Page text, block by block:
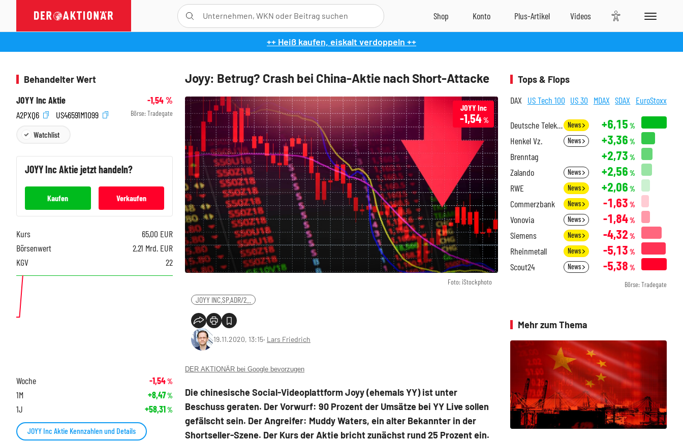
++ Heiß kaufen, eiskalt verdoppeln ++
Joyy: Betrug? Crash bei China-Aktie nach Short-Attacke
Foto: iStockphoto
JOYY Inc
-1,54%
JOYY INC.SP.ADR/2...
19.11.2020, 13:15‧ Lars Friedrich
DER AKTIONÄR bei Google bevorzugen
Die chinesische Social-Videoplattform Joyy (ehemals YY) ist unter
Beschuss geraten. Der Vorwurf: 90 Prozent der Umsätze bei YY Live sollen
gefälscht sein. Der Angreifer: Muddy Waters, ein alter Bekannter in der
Shortseller-Szene. Der Kurs der Aktie bricht zunächst rund 25 Prozent ein.
Behandelter Wert
JOYY Inc Aktie
-1,54%
A2PXQ6
US46591M1099 Börse: Tradegate
Watchlist
JOYY IncAktie jetzt handeln?
Kaufen Verkaufen
Kurs 65,00 EUR
Börsenwert
2,21 Mrd. EUR
KGV
22
Woche -1,54%
1M +8,47%
1J +58,31%
JOYY Inc Aktie Kennzahlen und Details
Tops & Flops
DAX US Tech 100 US 30 MDAX SDAX EuroStoxx
Deutsche Telekom News +6,15 %
Henkel Vz. News +3,36 %
Brenntag +2,73 %
Zalando News +2,56 %
RWE News +2,06 %
Commerzbank News -1,63 %
Vonovia News -1,84%
Siemens News -4,32 %
Rheinmetall News -5,13 %
Scout24 News -5,38 %
Börse: Tradegate
Mehr zum Thema